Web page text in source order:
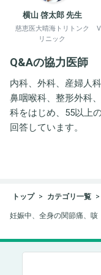
横山 啓太郎 先生
慈恵医大晴海トリトンク
リニック
Q&Aの協力医師
内科、外科、産婦人
鼻咽喉科、整形外科
科をはじめ、55以上
回答しています。
トップ カテゴリ一覧
妊娠中、全身の関節痛、咳